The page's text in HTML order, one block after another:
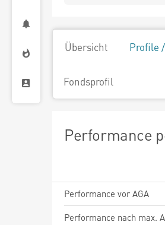
Übersicht Profile
Fondsprofil
Performance
Performance vor AGA
Performance nach max.